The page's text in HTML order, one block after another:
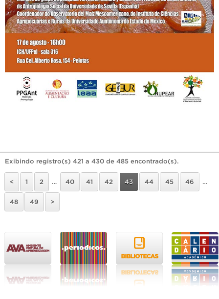
Exibindo registro(s) 421 a 430 de 485 encontrado(s).
< 1 2 … 40 41 42 43 44 45 46 …
48 49 >